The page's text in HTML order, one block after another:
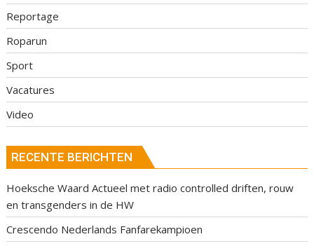
Reportage
Roparun
Sport
Vacatures
Video
RECENTE BERICHTEN
Hoeksche Waard Actueel met radio controlled driften, rouw
en transgenders in de HW
Crescendo Nederlands Fanfarekampioen